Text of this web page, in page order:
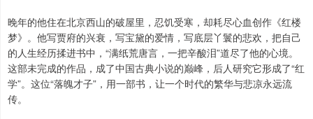
晚年的他住在北京西山的破屋里，忍饥受寒，却耗尽心血创作《红楼
梦》。他写贾府的兴衰，写宝黛的爱情，写底层丫鬟的悲欢，把自己
的人生经历揉进书中，“满纸荒唐言，一把辛酸泪”道尽了他的心境。
这部未完成的作品，成了中国古典小说的巅峰，后人研究它形成了“红
学”。这位“落魄才子”，用一部书，让一个时代的繁华与悲凉永远流
传。